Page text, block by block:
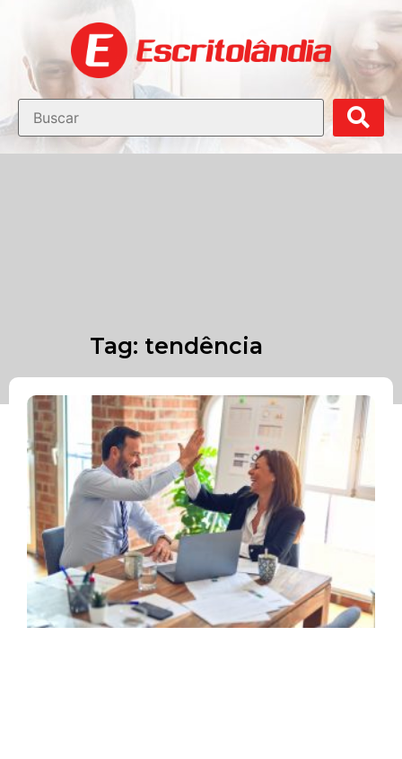
Tag: tendência